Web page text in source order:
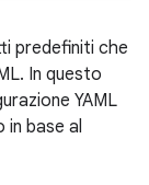
predefiniti che
In questo
YAML
in base al